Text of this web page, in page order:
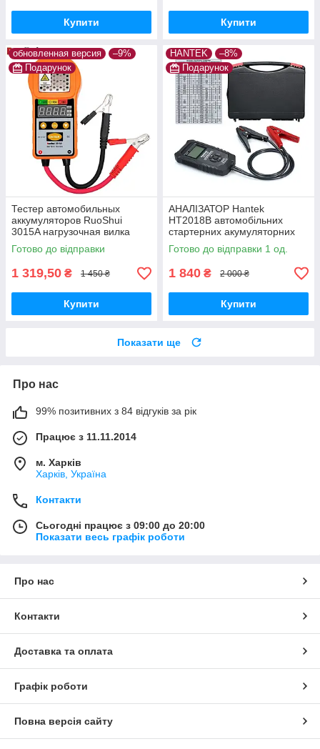
Купити Купити
обновленная версия
–9%
Подарунок
Тестер автомобильных
аккумуляторов RuoShui
3015A нагрузочная вилка
Готово до відправки
1 319,50 ₴ 1 450 ₴
Купити
HANTEK
–8%
Подарунок
АНАЛІЗАТОР Hantek
HT2018B автомобільних
стартерних акумуляторних
батарей, тесторі АКБ
Готово до відправки 1 од.
1 840 ₴ 2 000 ₴
Купити
Показати ще
Про нас
99% позитивних з 84 відгуків за рік
Працює з 11.11.2014
м. Харків
Харків, Україна
Контакти
Сьогодні працює з 09:00 до 20:00
Показати весь графік роботи
Про нас
Контакти
Доставка та оплата
Графік роботи
Повна версія сайту